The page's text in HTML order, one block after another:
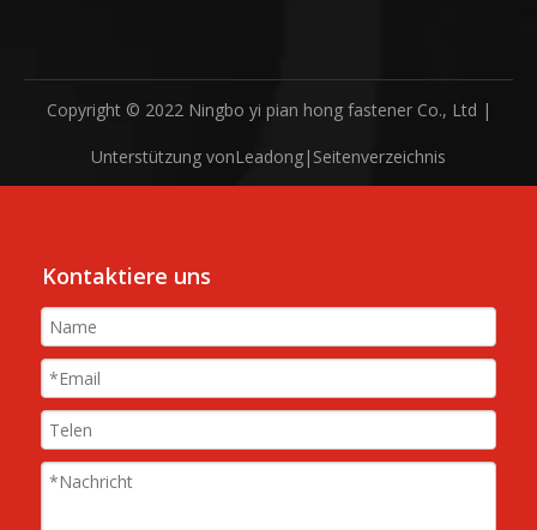
Copyright © 2022 Ningbo yi pian hong fastener Co., Ltd |
Unterstützung vonLeadong | Seitenverzeichnis
Kontaktiere uns